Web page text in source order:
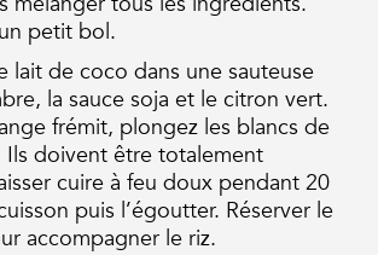
petit bol.
lait de coco dans une sauteuse
la sauce soja et le citron vert.
frémit, plongez les blancs de
doivent être totalement
cuire à feu doux pendant 20
puis l’égoutter. Réserver le
accompagner le riz.